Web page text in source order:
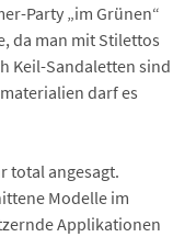
Party „im Grünen“
da man mit Stilettos
Keil-Sandaletten sind
darf es
total angesagt.
Modelle im
Applikationen